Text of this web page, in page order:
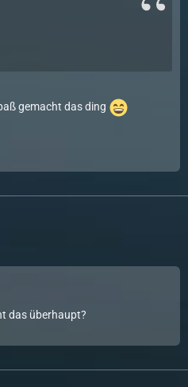
gemacht das ding
das überhaupt?